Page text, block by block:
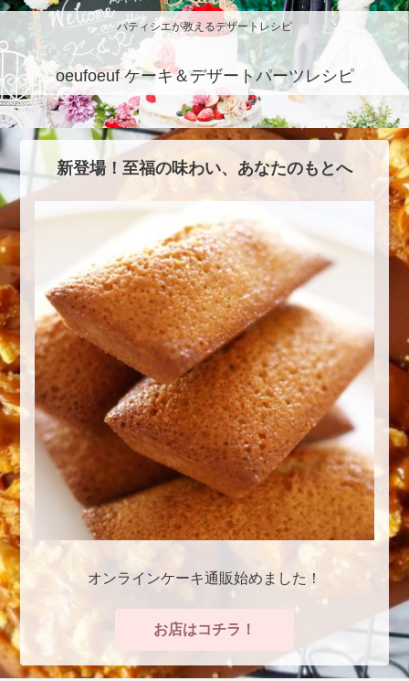
パティシエが教えるデザートレシピ
oeufoeuf ケーキ＆デザートパーツレシピ
新登場！至福の味わい、あなたのもとへ
オンラインケーキ通販始めました！
お店はコチラ！